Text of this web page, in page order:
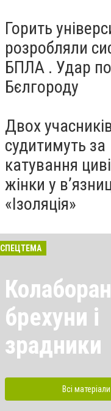
Горить
розробляли
БПЛА . Удар по
Бєлгороду
Двох
судитимуть за
катування
жінки у
«Ізоляція»
СПЕЦТЕМА
брехуни і
зрадники
Всі